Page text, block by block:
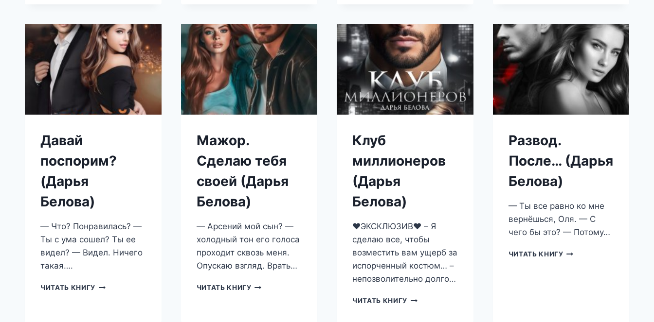
Давай
поспорим?
(Дарья
Белова)
— Что? Понравилась? —
Ты с ума сошел? Ты ее
видел? — Видел. Ничего
такая….
ЧИТАТЬ КНИГУ ДАВАЙ
Мажор.
Сделаю тебя
своей (Дарья
Белова)
— Арсений мой сын? —
холодный тон его голоса
проходит сквозь меня.
Опускаю взгляд. Врать…
ЧИТАТЬ КНИГУ МАЖОР.
Клуб
миллионеров
(Дарья
Белова)
❤️ЭКСКЛЮЗИВ❤️ – Я
сделаю все, чтобы
возместить вам ущерб за
испорченный костюм… –
непозволительно долго…
ЧИТАТЬ КНИГУ КЛУБ
Развод.
После… (Дарья
Белова)
— Ты все равно ко мне
вернёшься, Оля. — С
чего бы это? — Потому…
ЧИТАТЬ КНИГУ РАЗВОД.